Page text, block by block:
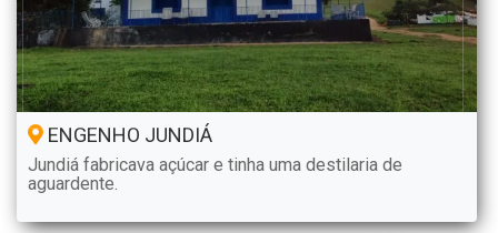
ENGENHO JUNDIÁ
Jundiá fabricava açúcar e tinha uma destilaria de
aguardente.